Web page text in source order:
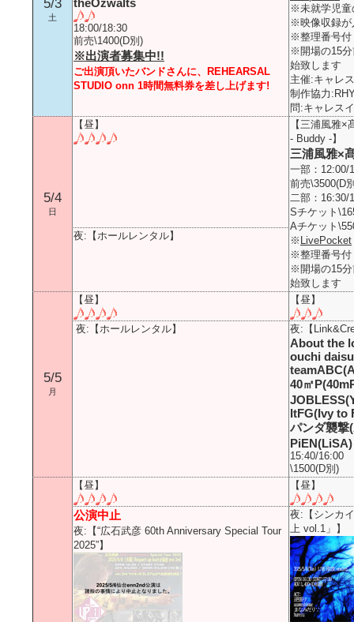
5/3
土
※未就学児童
※映像収録が
※整理番号付
※開場の15分
始致します
主催:キャレ
制作協力
問:キャレス
theOzwalts
18:00/18:30
前売\1400(D別)
※出演者募集中!!
ご出演頂いたバンドさんに、REHEARSAL
STUDIO onn 1時間無料券を差し上げます!
5/4
日
【昼】
【三浦風雅
- Buddy -】
三浦風雅×
一部：12:00/
前売\3500(D
二部：16:30/
Sチケット
Aチケット
※ LivePocket
※整理番号付
※開場の15分
始致します
夜:【ホールレンタル】
5/5
月
【昼】 【昼】
夜:【ホールレンタル】 夜:【
About the
ouchi
40㎡
ItFG(Ivy to
パンダ襲撃
PiEN(LiSA)
15:40/16:00
\1500(D別)
【昼】 【昼】
公演中止
夜: 【“広石武彦 60th Anniversary Special Tour
2025”】
夜:【シンカ
上 vol.1」】